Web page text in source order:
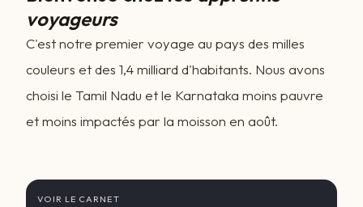
voyageurs
C'est notre premier voyage au pays des milles
couleurs et des 1,4 milliard d'habitants. Nous avons
choisi le Tamil Nadu et le Karnataka moins pauvre
et moins impactés par la moisson en août.
VOIR LE CARNET